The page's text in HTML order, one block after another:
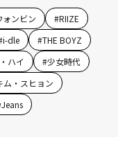
ォンビン #RIIZE
i-dle #THE BOYZ
ハイ #少女時代
ム・スヒョン